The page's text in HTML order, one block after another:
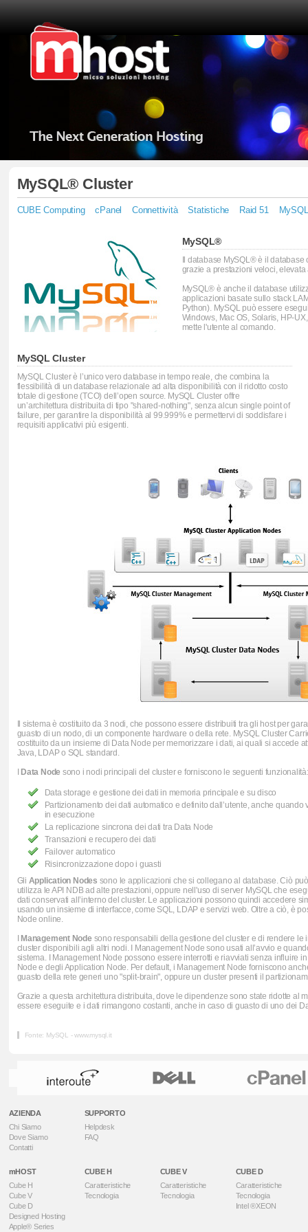
MySQL® Cluster
CUBE Computing cPanel Connettività Statistiche Raid 51
MySQL®
Il database MySQL® è il
grazie a prestazioni veloci,
MySQL® è anche il database
applicazioni basate sullo stack
Python). MySQL può essere
Windows, Mac OS, Solaris, HP-
mette l'utente al comando.
MySQL Cluster
MySQL Cluster è l’unico vero database in tempo reale, che combina la
flessibilità di un database relazionale ad alta disponibilità con il ridotto costo
totale di gestione (TCO) dell’open source. MySQL Cluster offre
un’architettura distribuita di tipo "shared-nothing", senza alcun single point of
failure, per garantire la disponibilità al 99.999% e permettervi di soddisfare i
requisiti applicativi più esigenti.
Il sistema è costituito da 3 nodi, che possono essere distribuiti tra gli host per
guasto di un nodo, di un componente hardware o della rete. MySQL Cluster
costituito da un insieme di Data Node per memorizzare i dati, ai quali si accede
Java, LDAP o SQL standard.
Data Node sono i nodi principali del cluster e forniscono le seguenti funzionalità:
Data storage e gestione dei dati in memoria principale e su disco
Partizionamento dei dati automatico e definito dall’utente, anche
in esecuzione
La replicazione sincrona dei dati tra Data Node
Transazioni e recupero dei dati
Failover automatico
Risincronizzazione dopo i guasti
Gli Application Nodes sono le applicazioni che si collegano al database. Ciò
utilizza le API NDB ad alte prestazioni, oppure nell'uso di server MySQL che
dati conservati all’interno del cluster. Le applicazioni possono quindi accedere
usando un insieme di interfacce, come SQL, LDAP e servizi web. Oltre a ciò, è
Node online.
Management Node sono responsabili della gestione del cluster e di rendere
cluster disponibili agli altri nodi. I Management Node sono usati all’avvio e
sistema. I Management Node possono essere interrotti e riavviati senza influire
Node e degli Application Node. Per default, i Management Node forniscono
guasto della rete generi uno "split-brain", oppure un cluster presenti il
Grazie a questa architettura distribuita, dove le dipendenze sono state ridotte al
essere eseguite e i dati rimangono costanti, anche in caso di guasto di uno dei
Fonte: MySQL - www.mysql.it
AZIENDA
Chi Siamo
Dove Siamo
Contatti
SUPPORTO
Helpdesk
FAQ
mHOST
Cube H
Cube V
Cube D
Designed Hosting
Apple® Series
CUBE H
Caratteristiche
Tecnologia
CUBE V
Caratteristiche
Tecnologia
CUBE D
Caratteristiche
Tecnologia
Intel ®XEON